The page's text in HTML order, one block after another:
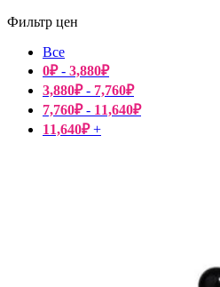
Фильтр цен
Все
0₽- 3,880₽
3,880₽- 7,760₽
7,760₽- 11,640₽
11,640₽+